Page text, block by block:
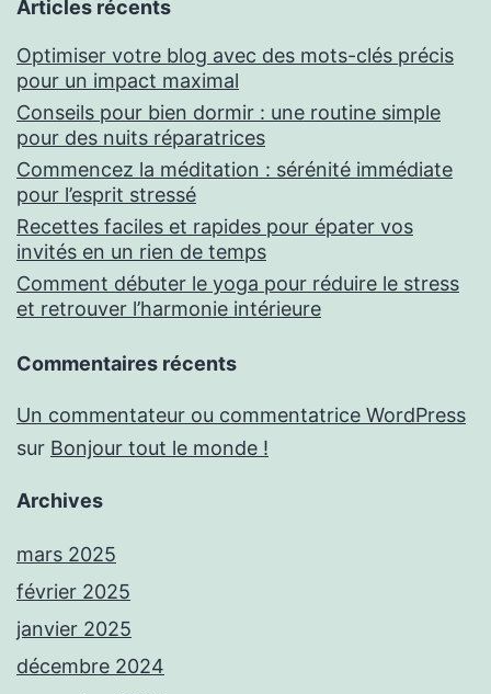
Articles récents
Optimiser votre blog avec des mots-clés précis
pour un impact maximal
Conseils pour bien dormir : une routine simple
pour des nuits réparatrices
Commencez la méditation : sérénité immédiate
pour l’esprit stressé
Recettes faciles et rapides pour épater vos
invités en un rien de temps
Comment débuter le yoga pour réduire le stress
et retrouver l’harmonie intérieure
Commentaires récents
Un commentateur ou commentatrice WordPress
sur Bonjour tout le monde !
Archives
mars 2025
février 2025
janvier 2025
décembre 2024